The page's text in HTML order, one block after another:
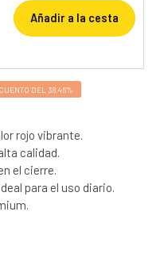
Añadir a la cesta
DEL 38,46%
rojo vibrante.
calidad.
el cierre.
para el uso diario.